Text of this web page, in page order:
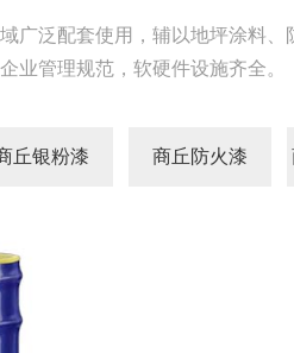
广泛配套使用，辅以地坪涂料
业管理规范，软硬件设施齐全。
丘银粉漆 商丘防火漆